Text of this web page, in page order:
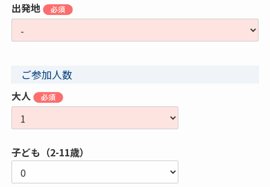
出発地
ご参加人数
大人
子ども（2-11歳）